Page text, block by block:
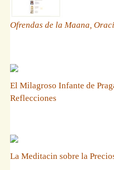
Ofrendas de la Maana,
El Milagroso Infante de
Reflecciones
La Meditacin sobre la